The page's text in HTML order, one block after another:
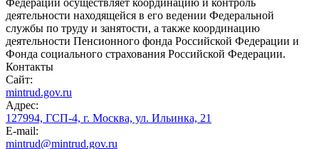
Федерации осуществляет координацию и контроль
деятельности находящейся в его ведении Федеральной
службы по труду и занятости, а также координацию
деятельности Пенсионного фонда Российской Федерации и
Фонда социального страхования Российской Федерации.
Контакты
Сайт:
mintrud.gov.ru
Адрес:
127994, ГСП-4, г. Москва, ул. Ильинка, 21
E-mail:
mintrud@mintrud.gov.ru